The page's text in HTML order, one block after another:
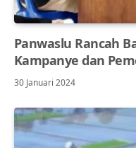
Panwaslu Rancah
Kampanye dan
30 Januari 2024